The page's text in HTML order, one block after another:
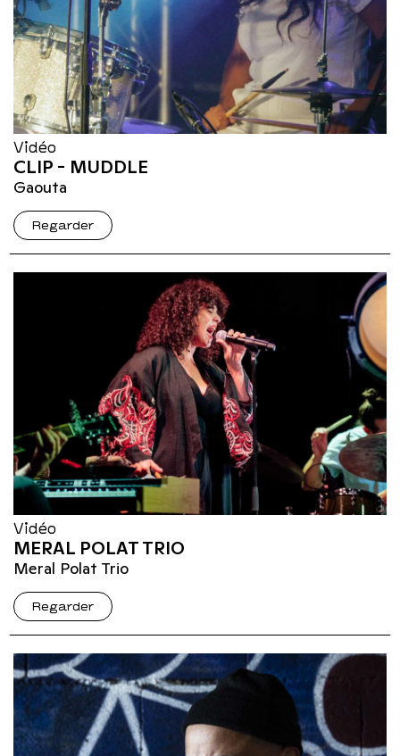
Vidéo
CLIP - MUDDLE
Gaouta
Regarder
Vidéo
MERAL POLAT TRIO
Meral Polat Trio
Regarder